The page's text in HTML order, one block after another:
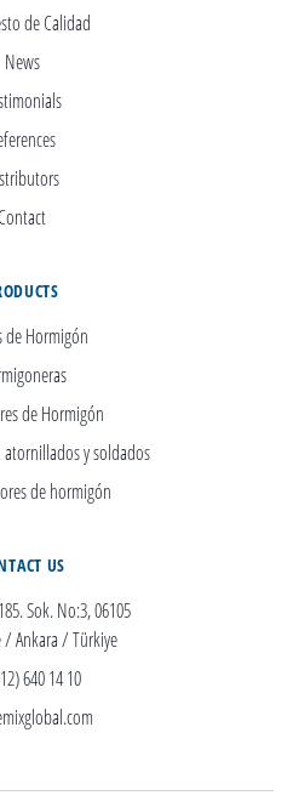
de Calidad
News
de Hormigón
de Hormigón
y soldados
de hormigón
US
Sok. No:3, 06105
/ Ankara / Türkiye
640 14 10